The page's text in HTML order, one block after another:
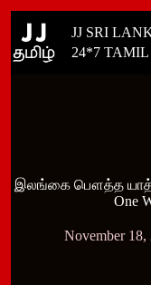
content
JJ SRI
24*7
இலங்கை பௌத்த
One
November 18,